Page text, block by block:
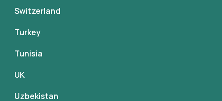
Switzerland
Turkey
Tunisia
UK
Uzbekistan